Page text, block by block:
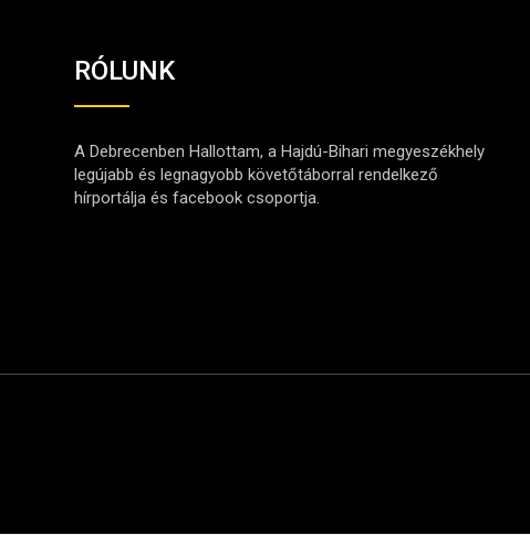
RÓLUNK
A Debrecenben Hallottam, a Hajdú-Bihari megyeszékhely
legújabb és legnagyobb követőtáborral rendelkező
hírportálja és facebook csoportja.